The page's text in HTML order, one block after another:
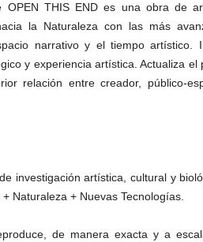
OPEN THIS END es una obra de
la Naturaleza con las más
narrativo y el tiempo artístico.
y experiencia artística. Actualiza el
relación entre creador, público-
investigación artística, cultural y
Naturaleza + Nuevas Tecnologías.
de manera exacta y a